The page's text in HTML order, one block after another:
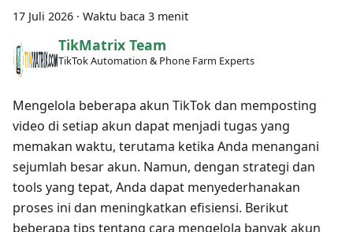
17 Juli 2026 · Waktu baca 3 menit
TikMatrix Team
TikTok Automation & Phone Farm Experts
Mengelola beberapa akun TikTok dan memposting
video di setiap akun dapat menjadi tugas yang
memakan waktu, terutama ketika Anda menangani
sejumlah besar akun. Namun, dengan strategi dan
tools yang tepat, Anda dapat menyederhanakan
proses ini dan meningkatkan efisiensi. Berikut
beberapa tips tentang cara mengelola banyak akun